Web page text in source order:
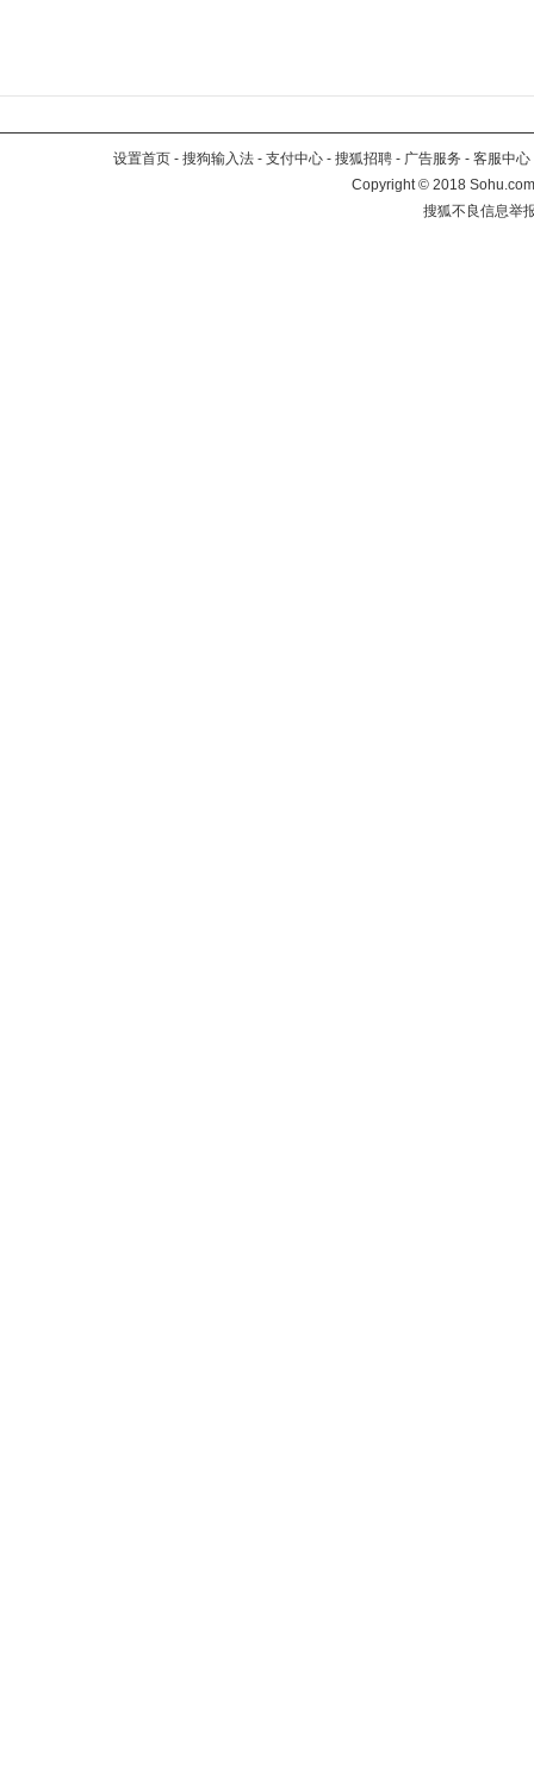
设置首页 - 搜狗输入法 - 支付中心 - 搜狐招聘 - 广告服务 - 客服中心
Copyright©2018
搜狐不良信息举